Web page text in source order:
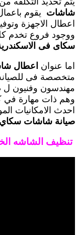
شاشات يقوم
اعطال الاجهزة
ووجود فروع تخدم
سكاى فى
اما عنوان اعطال
متخصصة فى
مهندسون وفنيون
وهم ذات مهارة في
احدث الامكانيات
صيانة شاشات سكاي
تنظيف الشاشه